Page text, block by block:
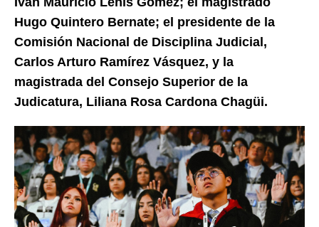
Hugo Quintero Bernate; el presidente de la
Comisión Nacional de Disciplina Judicial,
Carlos Arturo Ramírez Vásquez, y la
magistrada del Consejo Superior de la
Judicatura, Liliana Rosa Cardona Chagüi.